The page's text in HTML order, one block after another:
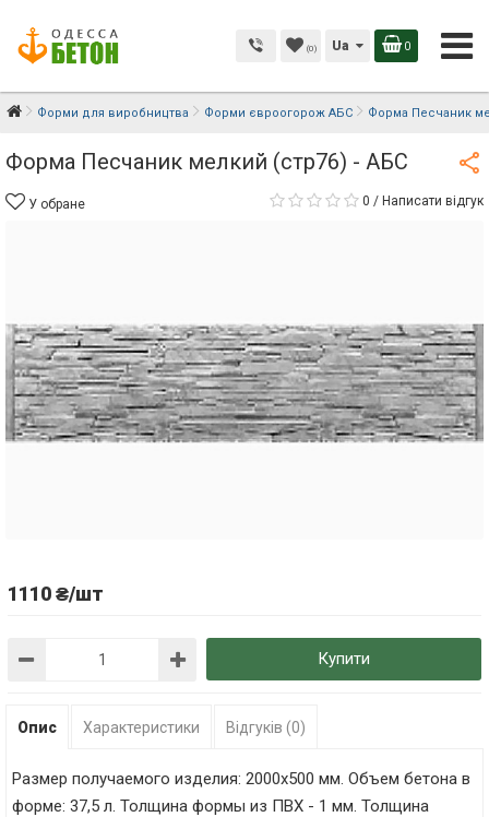
(0) Ua 0
Форми для виробництва Форми євроогорож АБС Форма Песчаник
Форма Песчаник мелкий (стр76) - АБС
У обране 0 / Написати відгук
1110 ₴/шт
Купити
Опис Характеристики Відгуків (0)
Размер получаемого изделия: 2000х500 мм. Объем бетона в
форме: 37,5 л. Толщина формы из ПВХ - 1 мм. Толщина